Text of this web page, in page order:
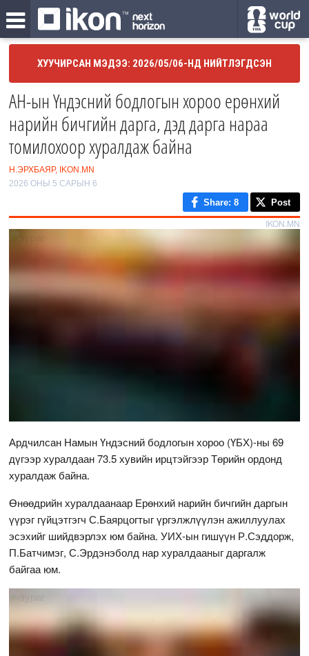
ХУУЧИРСАН МЭДЭЭ: 2026/05/06-НД НИЙТЛЭГДСЭН
АН-ын Үндэсний бодлогын хороо ерөнхий
нарийн бичгийн дарга, дэд дарга нараа
томилохоор хуралдаж байна
Н.ЭРХБАЯР, IKON.MN
2026 ОНЫ 5 САРЫН 6
Share: 8 Post
IKON.MN
Ардчилсан Намын Үндэсний бодлогын хороо (ҮБХ)-ны 69
дүгээр хуралдаан 73.5 хувийн ирцтэйгээр Төрийн ордонд
хуралдаж байна.
Өнөөдрийн хуралдаанаар Ерөнхий нарийн бичгийн даргын
үүрэг гүйцэтгэгч С.Баярцогтыг үргэлжлүүлэн ажиллуулах
эсэхийг шийдвэрлэх юм байна. УИХ-ын гишүүн Р.Сэддорж,
П.Батчимэг, С.Эрдэнэболд нар хуралдааныг даргалж
байгаа юм.